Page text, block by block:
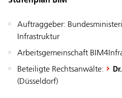
­Auftraggeber:
Infrastruktur
Arbeitsgemeinschaft
Beteiligte Rechtsanwälte:
(Düsseldorf)